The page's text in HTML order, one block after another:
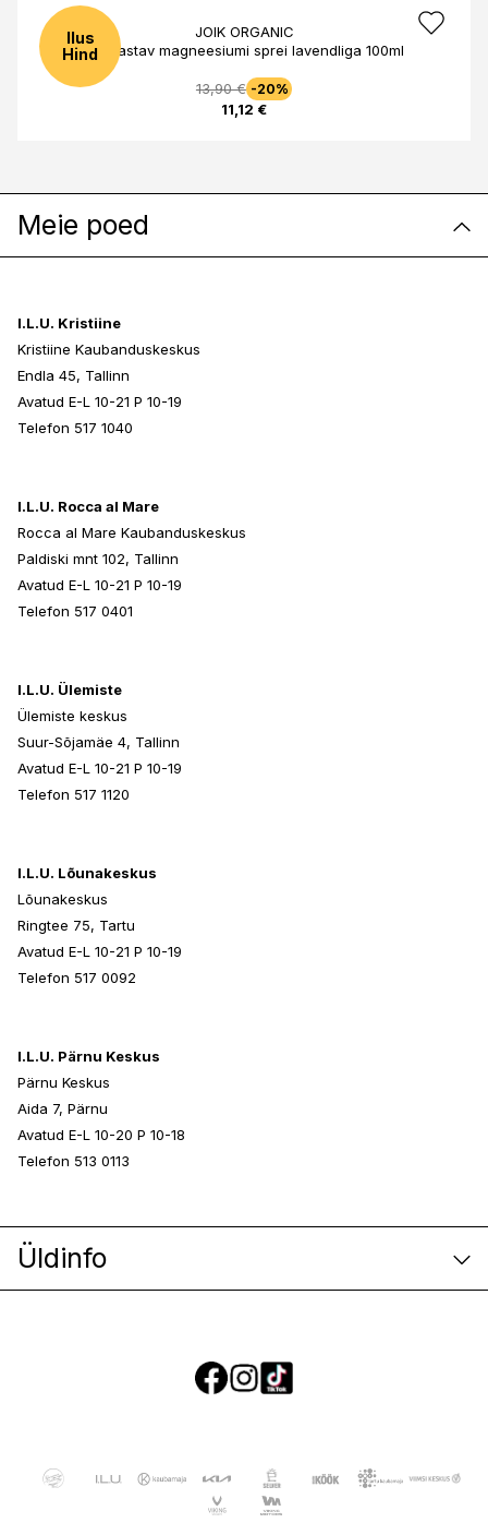
Ilus
Hind
JOIK ORGANIC
Lõõgastav magneesiumi sprei lavendliga 100ml
13,90 € -20%
11,12 €
Meie poed
I.L.U. Kristiine
Kristiine Kaubanduskeskus
Endla 45, Tallinn
Avatud E-L 10-21 P 10-19
Telefon 517 1040
I.L.U. Rocca al Mare
Rocca al Mare Kaubanduskeskus
Paldiski mnt 102, Tallinn
Avatud E-L 10-21 P 10-19
Telefon 517 0401
I.L.U. Ülemiste
Ülemiste keskus
Suur-Sõjamäe 4, Tallinn
Avatud E-L 10-21 P 10-19
Telefon 517 1120
I.L.U. Lõunakeskus
Lõunakeskus
Ringtee 75, Tartu
Avatud E-L 10-21 P 10-19
Telefon 517 0092
I.L.U. Pärnu Keskus
Pärnu Keskus
Aida 7, Pärnu
Avatud E-L 10-20 P 10-18
Telefon 513 0113
Üldinfo